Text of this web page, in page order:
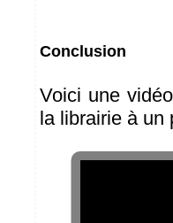
Conclusion
Voici une
la librairie à un